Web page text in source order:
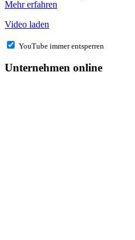
Mehr erfahren
Video laden
YouTube immer entsperren
Unternehmen online